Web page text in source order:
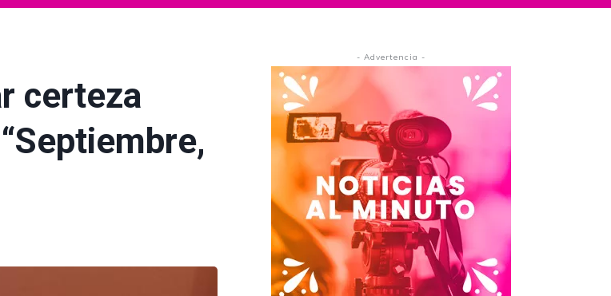
certeza
- Advertencia -